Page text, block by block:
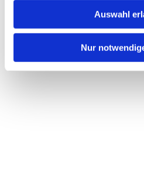
Auswahl
Nur